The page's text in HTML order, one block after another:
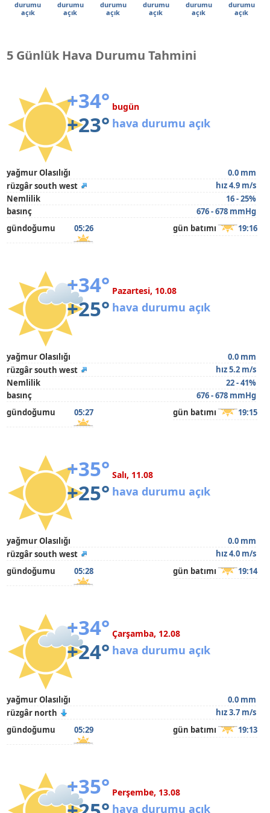
durumu
açık
durumu
açık
durumu
açık
durumu
açık
durumu
açık
durumu
açık
5 Günlük Hava Durumu Tahmini
+34°
+23°
bugün
hava durumu açık
yağmur Olasılığı
0.0 mm
rüzgâr south west
hız 4.9 m/s
Nemlilik
16 - 25%
basınç
676 - 678 mmHg
gündoğumu
05:26 gün batımı 19:16
+34°
+25°
Pazartesi, 10.08
hava durumu açık
yağmur Olasılığı
0.0 mm
rüzgâr south west
hız 5.2 m/s
Nemlilik
22 - 41%
basınç
676 - 678 mmHg
gündoğumu
05:27 gün batımı 19:15
+35°
+25°
Salı, 11.08
hava durumu açık
yağmur Olasılığı
0.0 mm
rüzgâr south west
hız 4.0 m/s
gündoğumu
05:28 gün batımı 19:14
+34°
+24°
Çarşamba, 12.08
hava durumu açık
yağmur Olasılığı
0.0 mm
rüzgâr north
hız 3.7 m/s
gündoğumu
05:29 gün batımı 19:13
+35° Perşembe, 13.08
hava durumu açık